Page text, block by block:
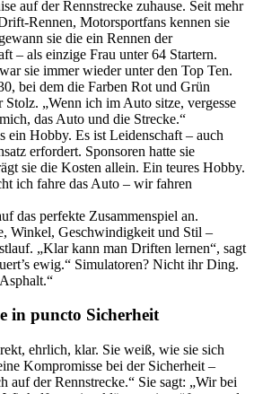
auf der Rennstrecke zuhause. Seit mehr
Rennen, Motorsportfans kennen sie
sie die ein Rennen der
– als einzige Frau unter 64 Startern.
sie immer wieder unter den Top Ten.
bei dem die Farben Rot und Grün
„Wenn ich im Auto sitze, vergesse
das Auto und die Strecke.“
ein Hobby. Es ist Leidenschaft – auch
erfordert. Sponsoren hatte sie
sie die Kosten allein. Ein teures Hobby.
ich fahre das Auto – wir fahren
das perfekte Zusammenspiel an.
Winkel, Geschwindigkeit und Stil –
„Klar kann man Driften lernen“, sagt
ewig.“ Simulatoren? Nicht ihr Ding.
in puncto Sicherheit
ehrlich, klar. Sie weiß, wie sie sich
Kompromisse bei der Sicherheit –
auf der Rennstrecke.“ Sie sagt: „Wir bei